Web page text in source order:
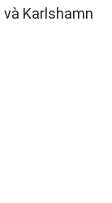
Karlshamn